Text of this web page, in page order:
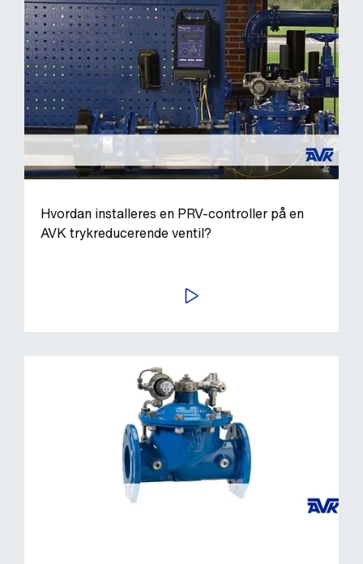
Hvordan installeres en PRV-controller på en
AVK trykreducerende ventil?
AFSPIL